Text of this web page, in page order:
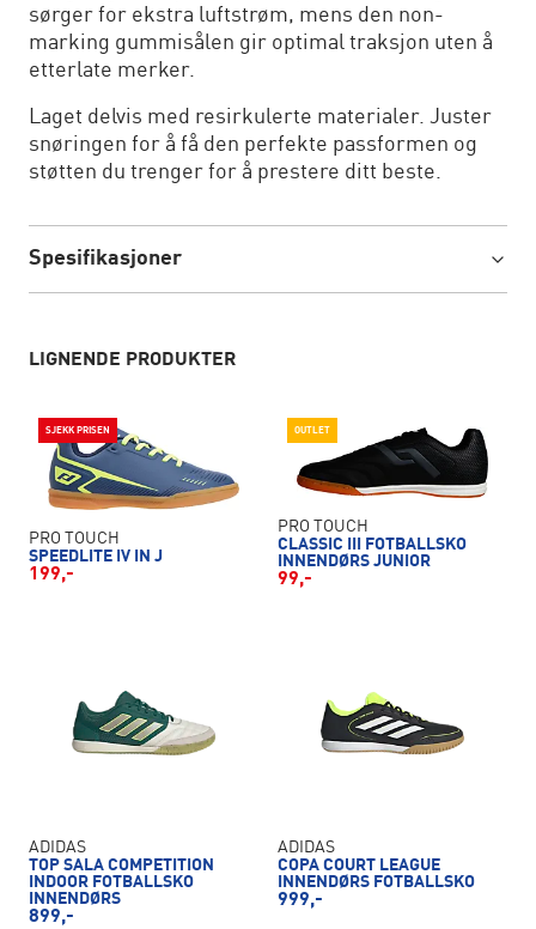
sørger for ekstra luftstrøm, mens den non-
marking gummisålen gir optimal traksjon uten å
etterlate merker.
Laget delvis med resirkulerte materialer. Juster
snøringen for å få den perfekte passformen og
støtten du trenger for å prestere ditt beste.
Spesifikasjoner
LIGNENDE PRODUKTER
SJEKK PRISEN
PRO TOUCH
SPEEDLITE IV IN J
199,-
OUTLET
PRO TOUCH
CLASSIC III FOTBALLSKO
INNENDØRS JUNIOR
99,-
ADIDAS
TOP SALA COMPETITION
INDOOR FOTBALLSKO
INNENDØRS
899,-
ADIDAS
COPA COURT LEAGUE
INNENDØRS FOTBALLSKO
999,-